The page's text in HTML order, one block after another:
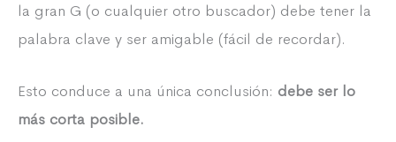
la gran G (o cualquier otro buscador) debe tener la
palabra clave y ser amigable (fácil de recordar).
Esto conduce a una única conclusión: debe ser lo
más corta posible.